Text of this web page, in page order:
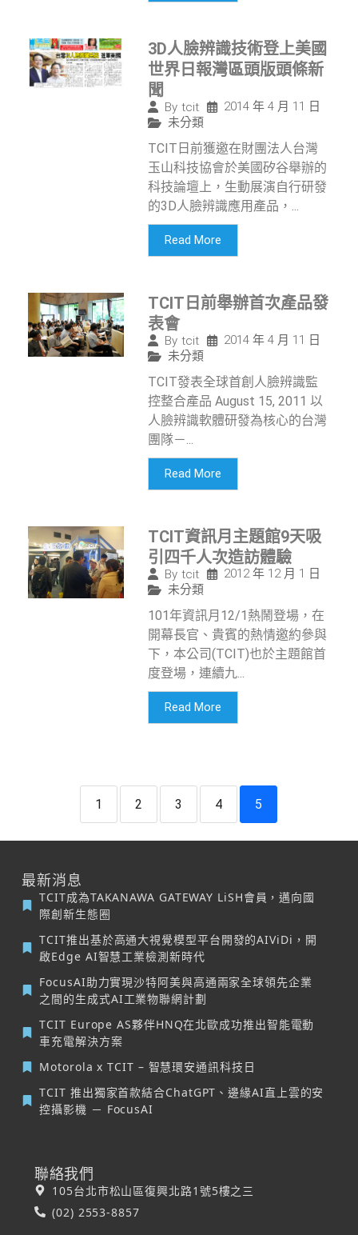
3D人臉辨識技術登上美國
世界日報灣區頭版頭條新
聞
By tcit
2014 年 4 月 11 日
未分類
TCIT日前獲邀在財團法人台灣
玉山科技協會於美國矽谷舉辦的
科技論壇上，生動展演自行研發
的3D人臉辨識應用產品，...
Read More
TCIT日前舉辦首次產品發
表會
By tcit
2014 年 4 月 11 日
未分類
TCIT發表全球首創人臉辨識監
控整合產品 August 15, 2011 以
人臉辨識軟體研發為核心的台灣
團隊－...
Read More
TCIT資訊月主題館9天吸
引四千人次造訪體驗
By tcit
2012 年 12 月 1 日
未分類
101年資訊月12/1熱鬧登場，在
開幕長官、貴賓的熱情邀約參與
下，本公司(TCIT)也於主題館首
度登場，連續九...
Read More
1 2 3 4 5
最新消息
TCIT成為TAKANAWA GATEWAY LiSH會員，邁向國
際創新生態圈
TCIT推出基於高通大視覺模型平台開發的AIViDi，開
啟Edge AI智慧工業檢測新時代
FocusAI助力實現沙特阿美與高通兩家全球領先企業
之間的生成式AI工業物聯網計劃
TCIT Europe AS夥伴HNQ在北歐成功推出智能電動
車充電解決方案
Motorola x TCIT – 智慧環安通訊科技日
TCIT 推出獨家首款結合ChatGPT、邊緣AI直上雲的安
控攝影機 － FocusAI
聯絡我們
105台北市松山區復興北路1號5樓之三
(02) 2553-8857